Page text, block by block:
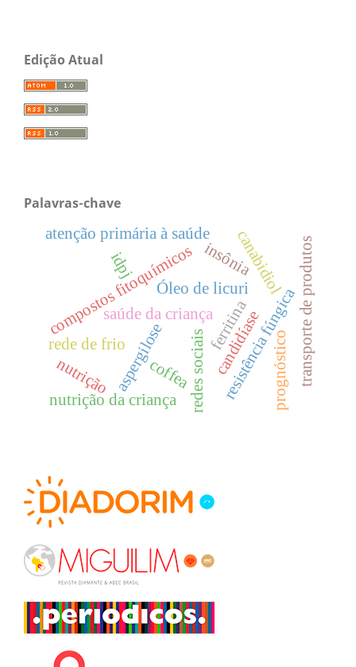
Edição Atual
Palavras-chave
candidíase
aspergilose
Óleo de licuri
compostos fitoquímicos resistência fúngica
nutrição da criança
atenção primária à saúde
saúde da criança
canabidiol
redes sociais
insônia
rede de frio transporte de produtos
prognóstico
nutrição coffea
idpj
ferritina